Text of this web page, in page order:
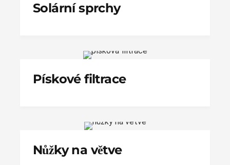
Solární sprchy
Pískové filtrace
Nůžky na větve